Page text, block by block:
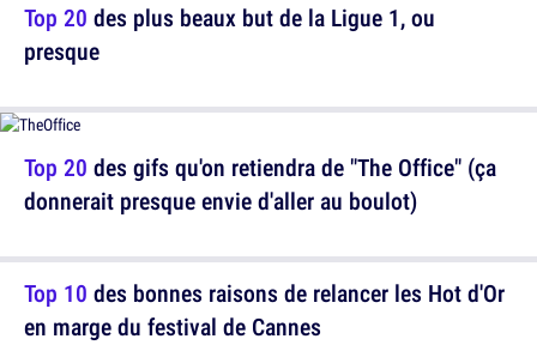
Top 20 des plus beaux but de la Ligue 1, ou
presque
Top 10 des bonnes raisons de relancer les Hot d'Or
en marge du festival de Cannes
Top 20 des gifs qu'on retiendra de "The Office" (ça
donnerait presque envie d'aller au boulot)